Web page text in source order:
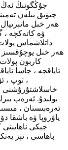
جۇڭگونىڭ ئەڭ
چىۋىق بىلەن
ھەر خىل
ۋە كاتەكچە ،
داتلاشماس
ھەر خىل يوچۇقسىز
كاربون
تاياقچە ، چاسا
، توپ ،
خاسلاشتۇرۇشنى
بولىدۇ. ئەرەب
ئەرەبىستان ، مىسىر
ياۋروپا ۋە باشقا
چېكى
باھاسى ، تېز